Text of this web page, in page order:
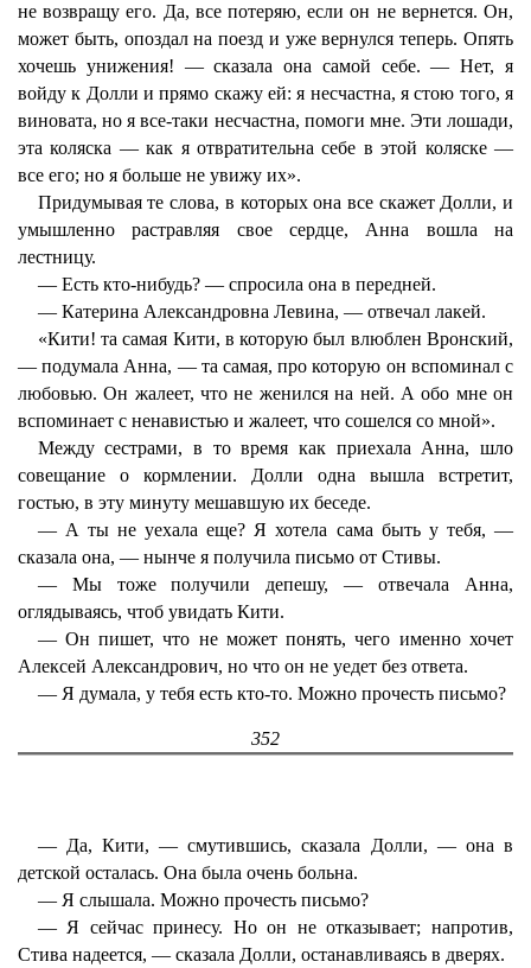
не возвращу его. Да, все потеряю, если он не вернется. Он,
может быть, опоздал на поезд и уже вернулся теперь. Опять
хочешь унижения! — сказала она самой себе. — Нет, я
войду к Долли и прямо скажу ей: я несчастна, я стою того, я
виновата, но я все-таки несчастна, помоги мне. Эти лошади,
эта коляска — как я отвратительна себе в этой коляске —
все его; но я больше не увижу их».
Придумывая те слова, в которых она все скажет Долли, и
умышленно растравляя свое сердце, Анна вошла на
лестницу.
— Есть кто-нибудь? — спросила она в передней.
— Катерина Александровна Левина, — отвечал лакей.
«Кити! та самая Кити, в которую был влюблен Вронский,
— подумала Анна, — та самая, про которую он вспоминал с
любовью. Он жалеет, что не женился на ней. А обо мне он
вспоминает с ненавистью и жалеет, что сошелся со мной».
Между сестрами, в то время как приехала Анна, шло
совещание о кормлении. Долли одна вышла встретит,
гостью, в эту минуту мешавшую их беседе.
— А ты не уехала еще? Я хотела сама быть у тебя, —
сказала она, — нынче я получила письмо от Стивы.
— Мы тоже получили депешу, — отвечала Анна,
оглядываясь, чтоб увидать Кити.
— Он пишет, что не может понять, чего именно хочет
Алексей Александрович, но что он не уедет без ответа.
— Я думала, у тебя есть кто-то. Можно прочесть письмо?
352
— Да, Кити, — смутившись, сказала Долли, — она в
детской осталась. Она была очень больна.
— Я слышала. Можно прочесть письмо?
— Я сейчас принесу. Но он не отказывает; напротив,
Стива надеется, — сказала Долли, останавливаясь в дверях.